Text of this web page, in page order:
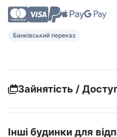
Банківський переказ
Зайнятість /
Інші будинки для